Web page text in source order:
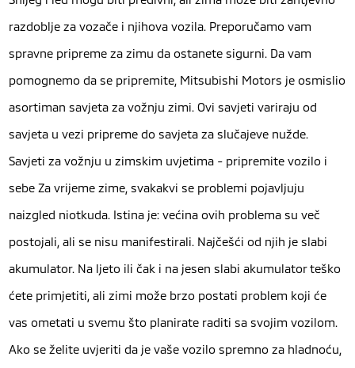
razdoblje za vozače i njihova vozila. Preporučamo vam
spravne pripreme za zimu da ostanete sigurni. Da vam
pomognemo da se pripremite, Mitsubishi Motors je osmislio
asortiman savjeta za vožnju zimi. Ovi savjeti variraju od
savjeta u vezi pripreme do savjeta za slučajeve nužde.
Savjeti za vožnju u zimskim uvjetima - pripremite vozilo i
sebe Za vrijeme zime, svakakvi se problemi pojavljuju
naizgled niotkuda. Istina je: većina ovih problema su več
postojali, ali se nisu manifestirali. Najčešći od njih je slabi
akumulator. Na ljeto ili čak i na jesen slabi akumulator teško
ćete primjetiti, ali zimi može brzo postati problem koji će
vas ometati u svemu što planirate raditi sa svojim vozilom.
Ako se želite uvjeriti da je vaše vozilo spremno za hladnoću,